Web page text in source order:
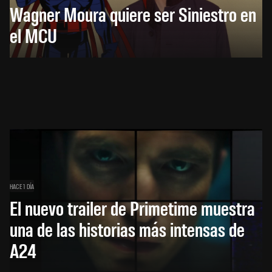
Wagner Moura quiere ser Siniestro en
el MCU
HACE 1 DÍA
El nuevo trailer de Primetime muestra
una de las historias más intensas de
A24